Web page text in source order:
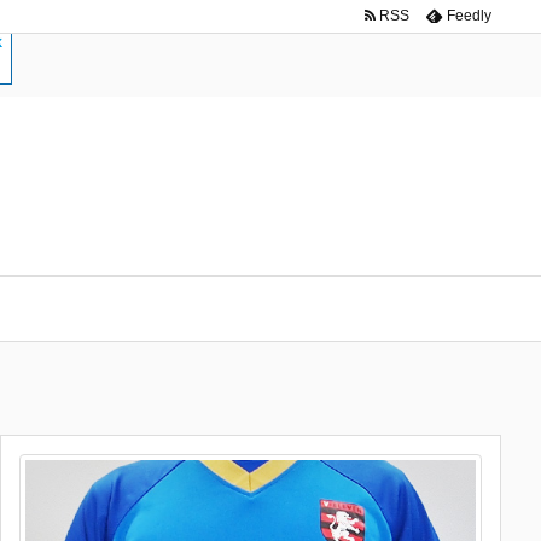
RSS Feedly